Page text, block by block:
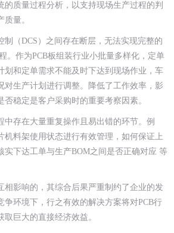
的质量过程分析，以支持现场生产过程的判
量。
制（DCS）之间存在断层，无法实现完整的
。作为PCB板组装行业小批量多样化，定单
划和定单需求不能及时下达到现场作业，车
对生产计划进行调整。降低了工作效率，影
稳定是客户采购时的重要考察因素。
中存在大量重复操作且易出错的环节。例
机料架使用状态进行有效管理，如何保证上
实下达工单与生产BOM之间是否正确对应 等
相影响的，其综合后果严重制约了企业的发
争环境下，行之有效的解决方案将对PCB行
巨大的直接经济效益。